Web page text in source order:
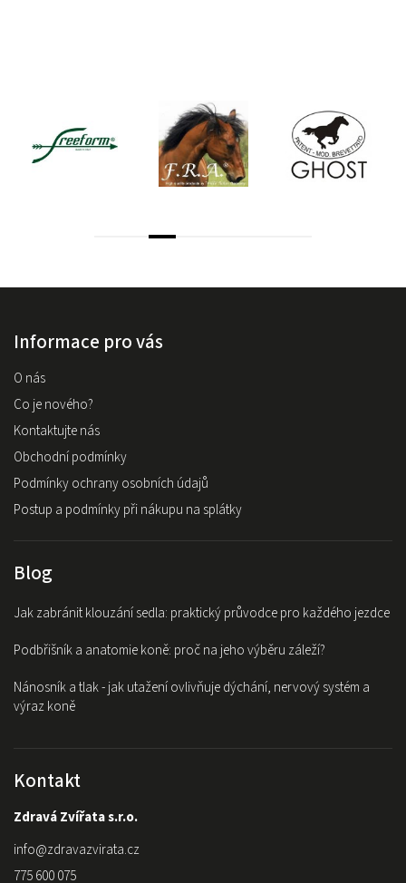
Informace pro vás
O nás
Co je nového?
Kontaktujte nás
Obchodní podmínky
Podmínky ochrany osobních údajů
Postup a podmínky při nákupu na splátky
Blog
Jak zabránit klouzání sedla: praktický průvodce pro každého jezdce
Podbřišník a anatomie koně: proč na jeho výběru záleží?
Nánosník a tlak - jak utažení ovlivňuje dýchání, nervový systém a
výraz koně
Kontakt
Zdravá Zvířata s.r.o.
info@zdravazvirata.cz
775 600 075